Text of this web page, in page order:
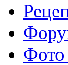
Фото